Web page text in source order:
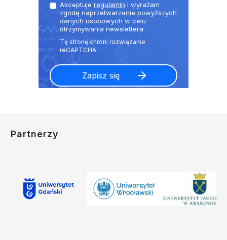
Akceptuje regulamin i wyrażam
zgodę naprzetwarzanie powyższych
danych osobowych w celu
otrzymywania newslettera.
Partnerzy